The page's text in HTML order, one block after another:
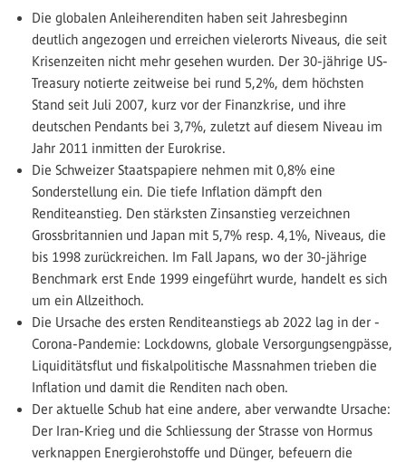
Die globalen Anleiherenditen haben seit Jahresbeginn
deutlich angezogen und erreichen vielerorts Niveaus, die seit
Krisen­zeiten nicht mehr gesehen wurden. Der 30-jährige US-
Treasury notierte zeitweise bei rund 5,2%, dem höchsten
Stand seit Juli 2007, kurz vor der Finanzkrise, und ihre
deutschen Pendants bei 3,7%, zuletzt auf diesem Niveau im
Jahr 2011 inmitten der Eurokrise.
Die Schweizer Staatspapiere nehmen mit 0,8% eine
Sonderstellung ein. Die tiefe Inflation dämpft den
Renditeanstieg. Den stärksten Zinsanstieg verzeichnen
Grossbritannien und Japan mit 5,7% resp. 4,1%, Niveaus, die
bis 1998 zurückreichen. Im Fall Japans, wo der 30-jährige
Benchmark erst Ende 1999 eingeführt wurde, handelt es sich
um ein Allzeithoch.
Die Ursache des ersten Renditeanstiegs ab 2022 lag in der ­
Corona-Pandemie: Lockdowns, globale Versorgungsengpässe,
Liquiditätsflut und fiskalpolitische Massnahmen trieben die
Inflation und damit die Renditen nach oben.
Der aktuelle Schub hat eine andere, aber verwandte Ursache:
Der Iran-Krieg und die Schliessung der Strasse von Hormus
verknappen Energierohstoffe und Dünger, befeuern die